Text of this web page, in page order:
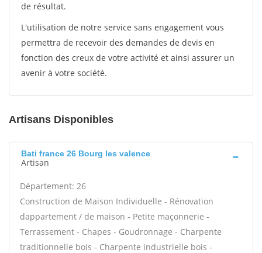
de résultat.
L'utilisation de notre service sans engagement vous
permettra de recevoir des demandes de devis en
fonction des creux de votre activité et ainsi assurer un
avenir à votre société.
Artisans Disponibles
Bati france 26 Bourg les valence
Artisan
Département: 26
Construction de Maison Individuelle - Rénovation
dappartement / de maison - Petite maçonnerie -
Terrassement - Chapes - Goudronnage - Charpente
traditionnelle bois - Charpente industrielle bois -